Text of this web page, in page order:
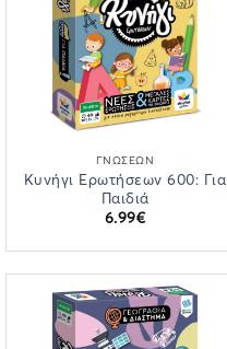
ΓΝΏΣΕΩΝ
Κυνήγι Ερωτήσεων 600: Για
Παιδιά
6.99€